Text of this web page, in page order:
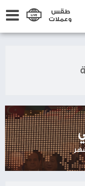
طقس
وعملات